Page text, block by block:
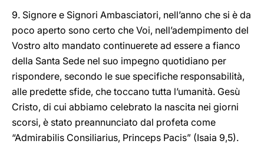
9. Signore e Signori Ambasciatori, nell’anno che si è da
poco aperto sono certo che Voi, nell’adempimento del
Vostro alto mandato continuerete ad essere a fianco
della Santa Sede nel suo impegno quotidiano per
rispondere, secondo le sue specifiche responsabilità,
alle predette sfide, che toccano tutta l’umanità. Gesù
Cristo, di cui abbiamo celebrato la nascita nei giorni
scorsi, è stato preannunciato dal profeta come
“Admirabilis Consiliarius, Princeps Pacis” (Isaia 9,5).